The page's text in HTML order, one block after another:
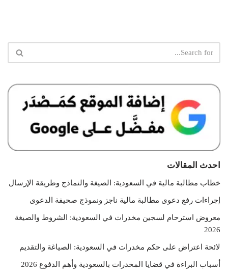
احدث المقالات
خطاب مطالبة مالية في السعودية: الصيغة والنماذج وطريقة الإرسال
إجراءات رفع دعوى مطالبة مالية ناجز ونموذج صحيفة الدعوى
معروض استرحام لسجين مخدرات في السعودية: الشروط والصيغة
2026
لائحة اعتراض على حكم مخدرات في السعودية: الصياغة والتقديم
أسباب البراءة في قضايا المخدرات بالسعودية وأهم الدفوع 2026